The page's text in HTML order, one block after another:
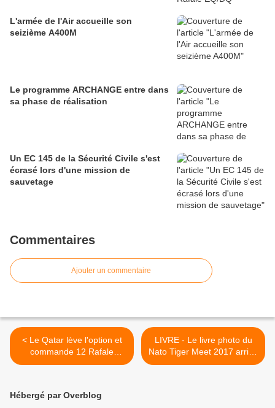
L'armée de l'Air accueille son
seizième A400M
Le programme ARCHANGE entre dans
sa phase de réalisation
Un EC 145 de la Sécurité Civile s'est
écrasé lors d'une mission de
sauvetage
Commentaires
Ajouter un commentaire
< Le Qatar lève l'option et
commande 12 Rafale
EQ/DQ supplémentaires
LIVRE - Le livre photo du
Nato Tiger Meet 2017 arrive
! >
Hébergé par Overblog